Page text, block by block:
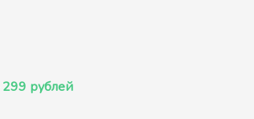
299 рублей